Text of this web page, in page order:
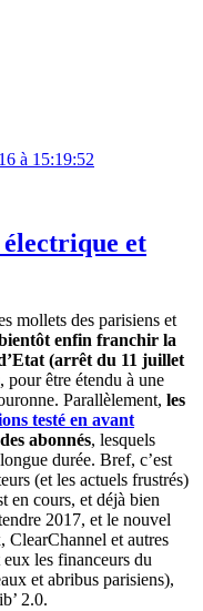
à 15:19:52
électrique et
mollets des parisiens et
enfin franchir la
(arrêt du 11 juillet
, pour être étendu à une
Parallèlement, les
testé en avant
abonnés, lesquels
durée. Bref, c’est
(et les actuels frustrés)
en cours, et déjà bien
2017, et le nouvel
ClearChannel et autres
les financeurs du
et abribus parisiens),
2.0.